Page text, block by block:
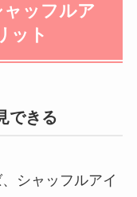
ッフルア
ット
できる
シャッフルアイ